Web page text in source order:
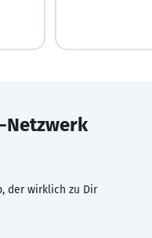
Netzwerk
der wirklich zu Dir